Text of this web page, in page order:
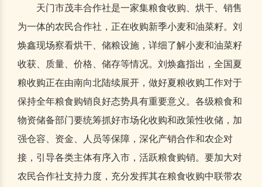
天门市茂丰合作社是一家集粮食收购、烘干、销售
为一体的农民合作社，正在收购新季小麦和油菜籽。刘
焕鑫现场察看烘干、储粮设施，详细了解小麦和油菜籽
收获、质量、价格、储存等情况。刘焕鑫指出，全国夏
粮收购正在由南向北陆续展开，做好夏粮收购工作对于
保持全年粮食购销良好态势具有重要意义。各级粮食和
物资储备部门要统筹抓好市场化收购和政策性收储，加
强仓容、资金、人员等保障，深化产销合作和农企对
接，引导各类主体有序入市，活跃粮食购销。要加大对
农民合作社支持力度，充分发挥其在粮食收购中联带农